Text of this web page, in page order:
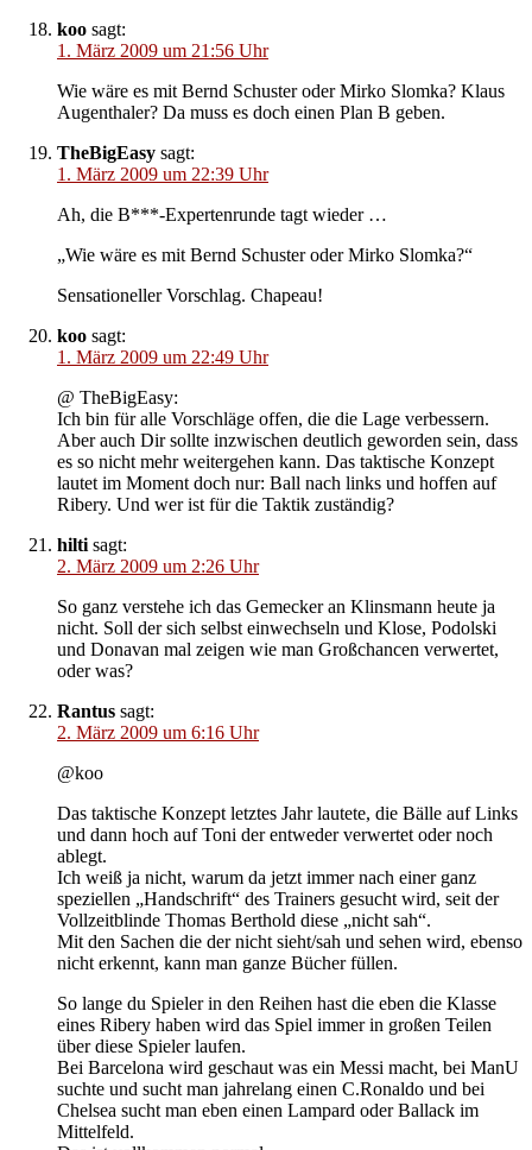
koo sagt:
1. März 2009 um 21:56 Uhr
Wie wäre es mit Bernd Schuster oder Mirko Slomka? Klaus
Augenthaler? Da muss es doch einen Plan B geben.
TheBigEasy sagt:
1. März 2009 um 22:39 Uhr
Ah, die B***-Expertenrunde tagt wieder …
„Wie wäre es mit Bernd Schuster oder Mirko Slomka?“
Sensationeller Vorschlag. Chapeau!
koo sagt:
1. März 2009 um 22:49 Uhr
@ TheBigEasy:
Ich bin für alle Vorschläge offen, die die Lage verbessern.
Aber auch Dir sollte inzwischen deutlich geworden sein, dass
es so nicht mehr weitergehen kann. Das taktische Konzept
lautet im Moment doch nur: Ball nach links und hoffen auf
Ribery. Und wer ist für die Taktik zuständig?
hilti sagt:
2. März 2009 um 2:26 Uhr
So ganz verstehe ich das Gemecker an Klinsmann heute ja
nicht. Soll der sich selbst einwechseln und Klose, Podolski
und Donavan mal zeigen wie man Großchancen verwertet,
oder was?
Rantus sagt:
2. März 2009 um 6:16 Uhr
@koo
Das taktische Konzept letztes Jahr lautete, die Bälle auf Links
und dann hoch auf Toni der entweder verwertet oder noch
ablegt.
Ich weiß ja nicht, warum da jetzt immer nach einer ganz
speziellen „Handschrift“ des Trainers gesucht wird, seit der
Vollzeitblinde Thomas Berthold diese „nicht sah“.
Mit den Sachen die der nicht sieht/sah und sehen wird, ebenso
nicht erkennt, kann man ganze Bücher füllen.
So lange du Spieler in den Reihen hast die eben die Klasse
eines Ribery haben wird das Spiel immer in großen Teilen
über diese Spieler laufen.
Bei Barcelona wird geschaut was ein Messi macht, bei ManU
suchte und sucht man jahrelang einen C.Ronaldo und bei
Chelsea sucht man eben einen Lampard oder Ballack im
Mittelfeld.